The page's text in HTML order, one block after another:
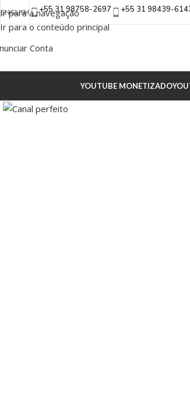
Ir para a navegação
Ir para o conteúdo principal
ENGLISH +55 31 98758-2697 +55 31 98439-
Conta
YOUTUBE MONETIZADO
Clique para ampliar